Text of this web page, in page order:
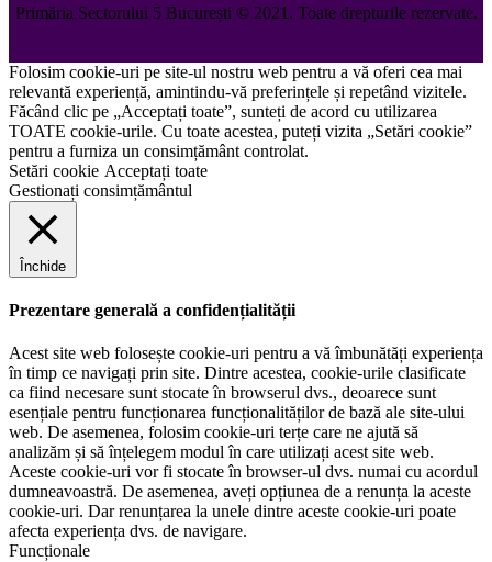
Primăria Sectorului 5 București ©️2021. Toate drepturile rezervate.
Folosim cookie-uri pe site-ul nostru web pentru a vă oferi cea mai
relevantă experiență, amintindu-vă preferințele și repetând vizitele.
Făcând clic pe „Acceptați toate”, sunteți de acord cu utilizarea
TOATE cookie-urile. Cu toate acestea, puteți vizita „Setări cookie”
pentru a furniza un consimțământ controlat.
Setări cookie Acceptați toate
Gestionați consimțământul
Închide
Prezentare generală a confidențialității
Acest site web folosește cookie-uri pentru a vă îmbunătăți experiența
în timp ce navigați prin site. Dintre acestea, cookie-urile clasificate
ca fiind necesare sunt stocate în browserul dvs., deoarece sunt
esențiale pentru funcționarea funcționalităților de bază ale site-ului
web. De asemenea, folosim cookie-uri terțe care ne ajută să
analizăm și să înțelegem modul în care utilizați acest site web.
Aceste cookie-uri vor fi stocate în browser-ul dvs. numai cu acordul
dumneavoastră. De asemenea, aveți opțiunea de a renunța la aceste
cookie-uri. Dar renunțarea la unele dintre aceste cookie-uri poate
afecta experiența dvs. de navigare.
Funcționale